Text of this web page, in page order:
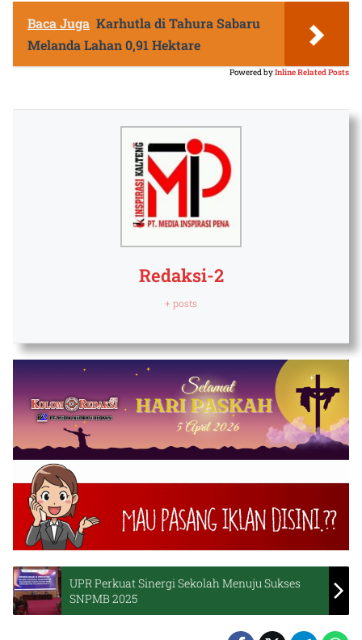
Baca Juga Karhutla di Tahura Sabaru
Melanda Lahan 0,91 Hektare
Powered byInline Related Posts
Redaksi-2
+ posts
UPR Perkuat Sinergi Sekolah Menuju Sukses
SNPMB 2025